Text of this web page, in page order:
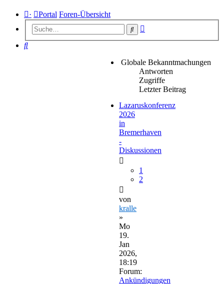
· Portal Foren-Übersicht
Suche
Suche
Globale Bekanntmachungen
Antworten
Zugriffe
Letzter Beitrag
Lazaruskonferenz
2026
in
Bremerhaven
-
Diskussionen
1
2
von
kralle
»
Mo
19.
Jan
2026,
18:19
Forum:
Ankündigungen